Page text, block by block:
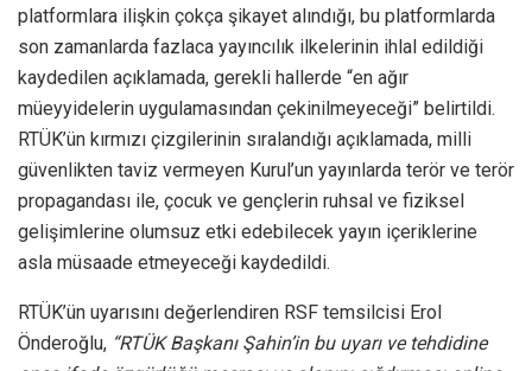
platformlara ilişkin çokça şikayet alındığı, bu platformlarda
son zamanlarda fazlaca yayıncılık ilkelerinin ihlal edildiği
kaydedilen açıklamada, gerekli hallerde “en ağır
müeyyidelerin uygulamasından çekinilmeyeceği” belirtildi.
RTÜK’ün kırmızı çizgilerinin sıralandığı açıklamada, milli
güvenlikten taviz vermeyen Kurul’un yayınlarda terör ve terör
propagandası ile, çocuk ve gençlerin ruhsal ve fiziksel
gelişimlerine olumsuz etki edebilecek yayın içeriklerine
asla müsaade etmeyeceği kaydedildi.
RTÜK’ün uyarısını değerlendiren RSF temsilcisi Erol
Önderoğlu, “RTÜK Başkanı Şahin’in bu uyarı ve tehdidine